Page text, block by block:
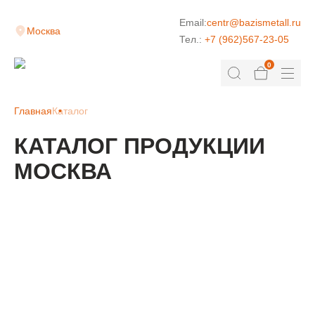
Москва
Email:centr@bazismetall.ru
Тел.: +7 (962)567-23-05
0
ГлавнаяКаталог
КАТАЛОГ ПРОДУКЦИИ
МОСКВА